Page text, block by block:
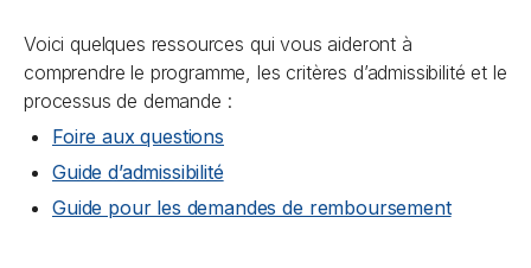
Voici quelques ressources qui vous aideront à
comprendre le programme, les critères d’admissibilité et le
processus de demande :
Foire aux questions
Guide d’admissibilité
Guide pour les demandes de remboursement